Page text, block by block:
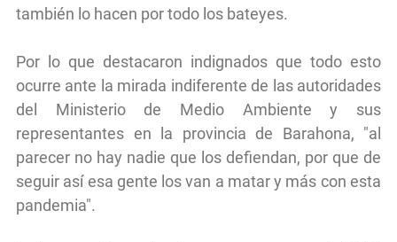
también lo hacen por todo los bateyes.
Por lo que destacaron indignados que todo esto
ocurre ante la mirada indiferente de las autoridades
del Ministerio de Medio Ambiente y sus
representantes en la provincia de Barahona, "al
parecer no hay nadie que los defiendan, por que de
seguir así esa gente los van a matar y más con esta
pandemia".